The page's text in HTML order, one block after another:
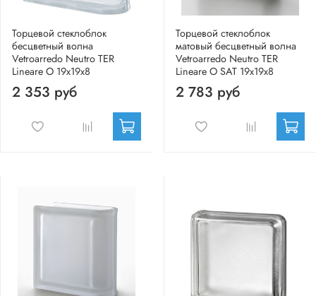
Торцевой стеклоблок
бесцветный волна
Vetroarredo Neutro TER
Lineare O 19x19x8
2 353 руб
Торцевой стеклоблок
матовый бесцветный волна
Vetroarredo Neutro TER
Lineare O SAT 19x19x8
2 783 руб